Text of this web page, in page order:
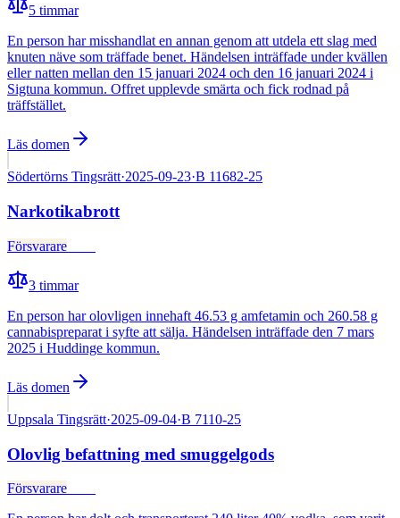
5 timmar
En person har misshandlat en annan genom att utdela ett slag med
knuten näve som träffade benet. Händelsen inträffade under kvällen
eller natten mellan den 15 januari 2024 och den 16 januari 2024 i
Sigtuna kommun. Offret upplevde smärta och fick rodnad på
träffstället.
Läs domen
Södertörns Tingsrätt·2025-09-23·B 11682-25
Narkotikabrott
Försvarare
3 timmar
En person har olovligen innehaft 46.53 g amfetamin och 260.58 g
cannabispreparat i syfte att sälja. Händelsen inträffade den 7 mars
2025 i Huddinge kommun.
Läs domen
Uppsala Tingsrätt·2025-09-04·B 7110-25
Olovlig befattning med smuggelgods
Försvarare